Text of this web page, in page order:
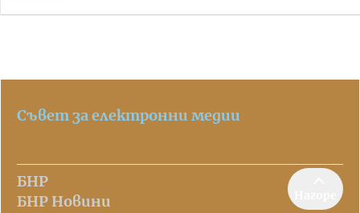
Съвет за електронни медии
БНР
БНР Новини